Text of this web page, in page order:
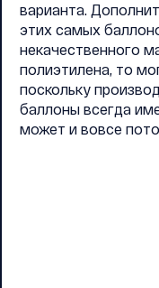
варианта.
этих самых
некачественного
полиэтилена, то
поскольку
баллоны всегда
может и вовсе